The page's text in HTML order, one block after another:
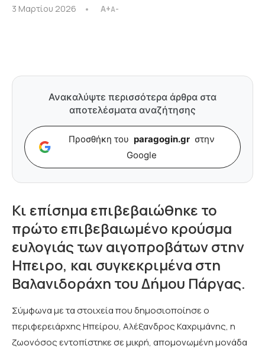
3 Μαρτίου 2026 A+A-
Ανακαλύψτε περισσότερα άρθρα στα
αποτελέσματα αναζήτησης
Προσθήκη του paragogin.gr στην
Google
Κι επίσημα επιβεβαιώθηκε το
πρώτο επιβεβαιωμένο κρούσμα
ευλογιάς των αιγοπροβάτων στην
Ηπειρο, και συγκεκριμένα στη
Βαλανιδοράχη του Δήμου Πάργας.
Σύμφωνα με τα στοιχεία που δημοσιοποίησε ο
περιφερειάρχης Ηπείρου, Αλέξανδρος Καχριμάνης, η
ζωονόσος εντοπίστηκε σε μικρή, απομονωμένη μονάδα